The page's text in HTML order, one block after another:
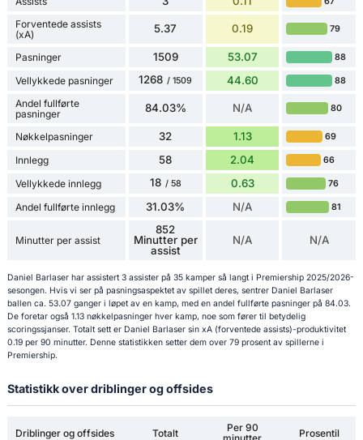
Forventede assists
(xA)
5.37 0.19 79
Pasninger 1509 53.07 88
Vellykkede pasninger 1268 / 1509 44.60 88
Andel fullførte
pasninger
84.03% N/A 80
Nøkkelpasninger 32 1.13 69
Innlegg 58 2.04 66
Vellykkede innlegg 18 / 58 0.63 76
Andel fullførte innlegg 31.03% N/A 81
Minutter per assist
852
Minutter per
assist
N/A N/A
Daniel Barlaser har assistert 3 assister på 35 kamper så langt i Premiership 2025/2026-
sesongen. Hvis vi ser på pasningsaspektet av spillet deres, sentrer Daniel Barlaser
ballen ca. 53.07 ganger i løpet av en kamp, med en andel fullførte pasninger på 84.03.
De foretar også 1.13 nøkkelpasninger hver kamp, noe som fører til betydelig
scoringssjanser. Totalt sett er Daniel Barlaser sin xA (forventede assists)-produktivitet
0.19 per 90 minutter. Denne statistikken setter dem over 79 prosent av spillerne i
Premiership.
Statistikk over driblinger og offsides
Driblinger og offsides Totalt
Per 90
Prosentil